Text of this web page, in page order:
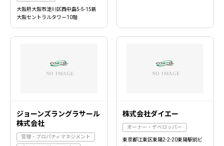
大阪府大阪市淀川区西中島5-5-15新
大阪セントラルタワー10階
ジョーンズラングラサール
株式会社
管理・プロパティマネジメント
株式会社ダイエー
オーナー・デベロッパー
東京都江東区東陽2-2-20東陽駅前ビ